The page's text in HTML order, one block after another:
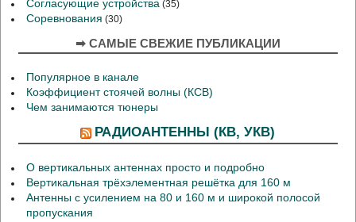
Согласующие устройства (35)
Соревнования (30)
➡ САМЫЕ СВЕЖИЕ ПУБЛИКАЦИИ
Популярное в канале
Коэффициент стоячей волны (КСВ)
Чем занимаются тюнеры
РАДИОАНТЕННЫ (КВ, УКВ)
О вертикальных антеннах просто и подробно
Вертикальная трёхэлементная решётка для 160 м
Антенны с усилением на 80 и 160 м и широкой полосой
пропускания